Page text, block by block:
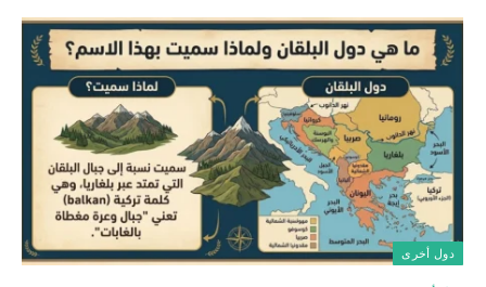
دول أخرى